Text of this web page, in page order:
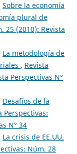
Sobre la economía
plural de
25 (2010): Revista
La metodología de
, Revista
Perspectivas N°
Desafíos de la
Perspectivas:
N° 34
La crisis de EE.UU.
Núm. 28